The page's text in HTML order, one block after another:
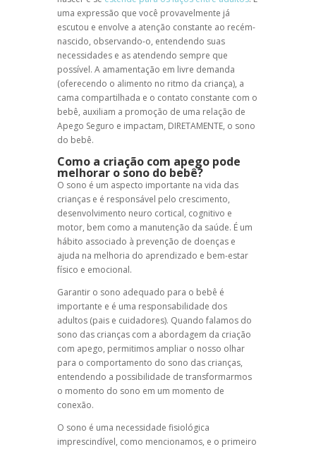
uma expressão que você provavelmente já
escutou e envolve a atenção constante ao recém-
nascido, observando-o, entendendo suas
necessidades e as atendendo sempre que
possível. A amamentação em livre demanda
(oferecendo o alimento no ritmo da criança), a
cama compartilhada e o contato constante com o
bebê, auxiliam a promoção de uma relação de
Apego Seguro e impactam, DIRETAMENTE, o sono
do bebê.
Como a criação com apego pode
melhorar o sono do bebê?
O sono é um aspecto importante na vida das
crianças e é responsável pelo crescimento,
desenvolvimento neuro cortical, cognitivo e
motor, bem como a manutenção da saúde. É um
hábito associado à prevenção de doenças e
ajuda na melhoria do aprendizado e bem-estar
físico e emocional.
Garantir o sono adequado para o bebê é
importante e é uma responsabilidade dos
adultos (pais e cuidadores). Quando falamos do
sono das crianças com a abordagem da criação
com apego, permitimos ampliar o nosso olhar
para o comportamento do sono das crianças,
entendendo a possibilidade de transformarmos
o momento do sono em um momento de
conexão.
O sono é uma necessidade fisiológica
imprescindível, como mencionamos, e o primeiro